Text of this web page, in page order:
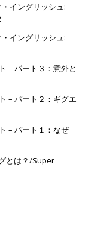
イングリッシュ:
イングリッシュ:
– パート３：意外と
– パート２：ギグエ
– パート１：なぜ
とは？/Super